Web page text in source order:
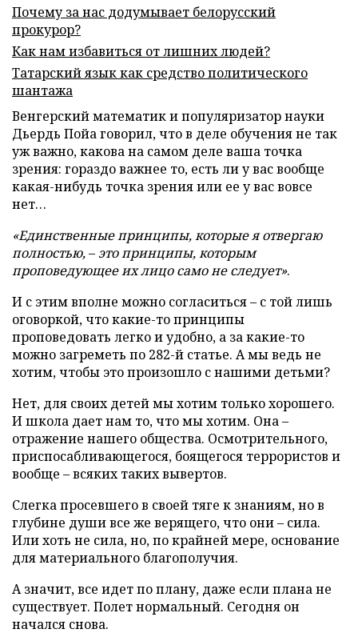
Почему за нас додумывает белорусский
прокурор?
Как нам избавиться от лишних людей?
Татарский язык как средство политического
шантажа
Венгерский математик и популяризатор науки
Дьердь Пойа говорил, что в деле обучения не так
уж важно, какова на самом деле ваша точка
зрения: гораздо важнее то, есть ли у вас вообще
какая-нибудь точка зрения или ее у вас вовсе
нет…
«Единственные принципы, которые я отвергаю
полностью,– это принципы, которым
проповедующее их лицо само не следует».
И с этим вполне можно согласиться – с той лишь
оговоркой, что какие-то принципы
проповедовать легко и удобно, а за какие-то
можно загреметь по 282-й статье. А мы ведь не
хотим, чтобы это произошло с нашими детьми?
Нет, для своих детей мы хотим только хорошего.
И школа дает нам то, что мы хотим. Она –
отражение нашего общества. Осмотрительного,
приспосабливающегося, боящегося террористов и
вообще – всяких таких вывертов.
Слегка просевшего в своей тяге к знаниям, но в
глубине души все же верящего, что они – сила.
Или хоть не сила, но, по крайней мере, основание
для материального благополучия.
А значит, все идет по плану, даже если плана не
существует. Полет нормальный. Сегодня он
начался снова.